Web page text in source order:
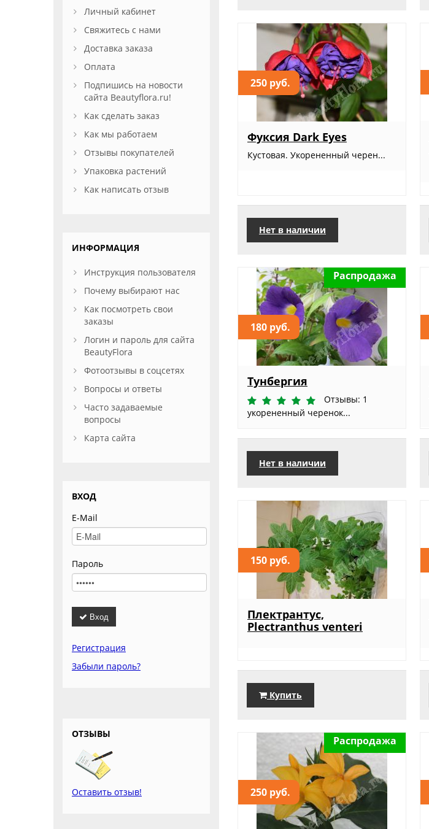
250 руб.
Фуксия Dark Eyes
Кустовая. Укорененный черен...
Нет в наличии
180 руб.
Распродажа
Тунбергия
Отзывы: 1
укорененный черенок...
Нет в наличии
150 руб.
Плектрантус,
Plectranthus venteri
Купить
250 руб.
Распродажа
Личный кабинет
Свяжитесь с нами
Доставка заказа
Оплата
Подпишись на новости
сайта Beautyflora.ru!
Как сделать заказ
Как мы работаем
Отзывы покупателей
Упаковка растений
Как написать отзыв
ИНФОРМАЦИЯ
Инструкция пользователя
Почему выбирают нас
Как посмотреть свои
заказы
Логин и пароль для сайта
BeautyFlora
Фотоотзывы в соцсетях
Вопросы и ответы
Часто задаваемые
вопросы
Карта сайта
ВХОД
E-Mail
Пароль
Вход
Регистрация
Забыли пароль?
ОТЗЫВЫ
Оставить отзыв!